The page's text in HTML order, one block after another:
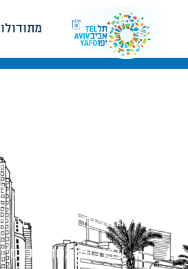
עבודות מטה
הנחיות תכנון ודפי
מתודולוגיה לניהול